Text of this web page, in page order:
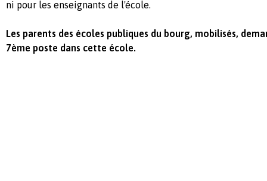
ni pour les enseignants de l'école.
Les parents des écoles publiques du bourg, mobilisés,
7ème poste dans cette école.